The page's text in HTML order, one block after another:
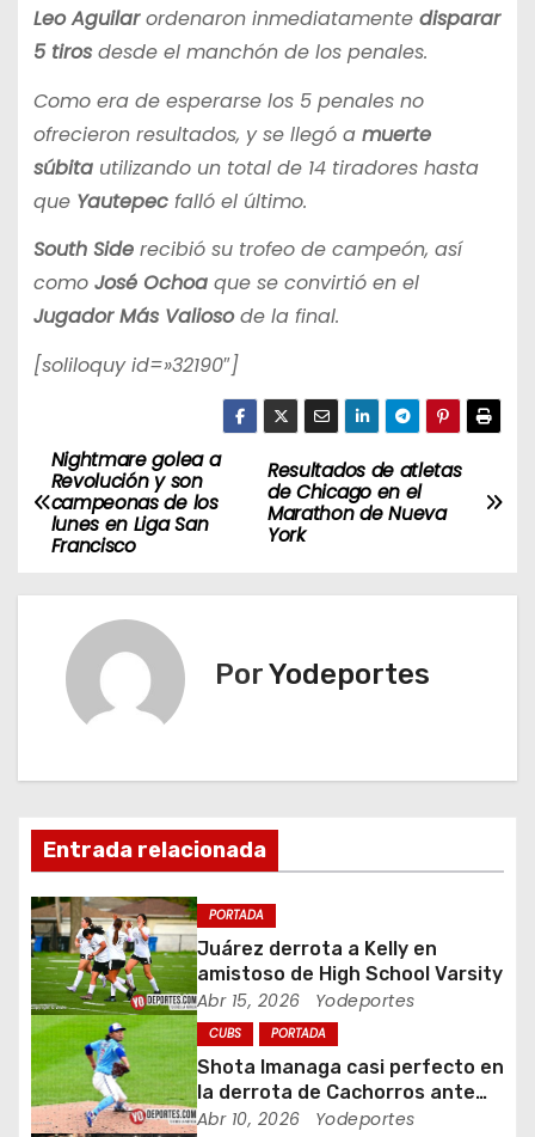
Leo Aguilarordenaron inmediatamente disparar
5 tirosdesde el manchón de los penales.
Como era de esperarse los 5 penales no
ofrecieron resultados, y se llegó a muerte
súbitautilizando un total de 14 tiradores hasta
que Yautepecfalló el último.
South Siderecibió su trofeo de campeón, así
como José Ochoaque se convirtió en el
Jugador Más Valiosode la final.
[soliloquy id=»32190″]
N
a
c
i
ó
n
d
e
e
n
Resultados de atletas
de Chicago en el
Marathon de Nueva
York
Nightmare golea a
Revolución y son
campeonas de los
lunes en Liga San
Francisco
PorYodeportes
Entrada relacionada
PORTADA
Juárez derrota a Kelly en
amistoso de High School Varsity
Abr 15, 2026 Yodeportes
CUBS PORTADA
Shota Imanaga casi perfecto en
la derrota de Cachorros ante
Piratas
Abr 10, 2026 Yodeportes